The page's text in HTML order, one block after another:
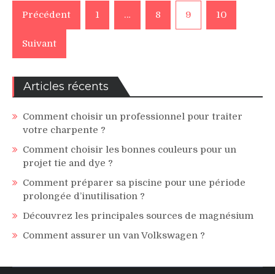
Pagination
publications
Précédent 1 … 8 9 10
Suivant
Articles récents
Comment choisir un professionnel pour traiter
votre charpente ?
Comment choisir les bonnes couleurs pour un
projet tie and dye ?
Comment préparer sa piscine pour une période
prolongée d’inutilisation ?
Découvrez les principales sources de magnésium
Comment assurer un van Volkswagen ?